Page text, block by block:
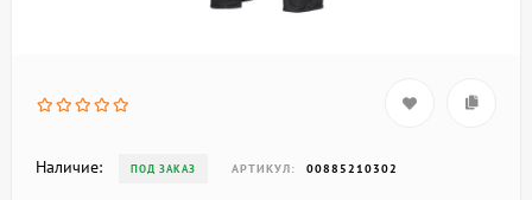
Наличие: ПОД ЗАКАЗ АРТИКУЛ: 00885210302